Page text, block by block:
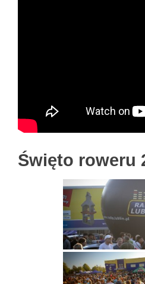
Święto roweru